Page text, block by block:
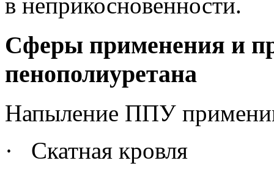
Сферы применения и
пенополиуретана
Напыление ППУ
· Скатная кровля